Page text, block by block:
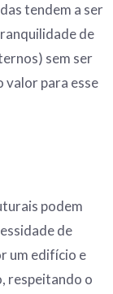
tendem a ser
de
sem ser
valor para esse
podem
de
um edifício e
respeitando o